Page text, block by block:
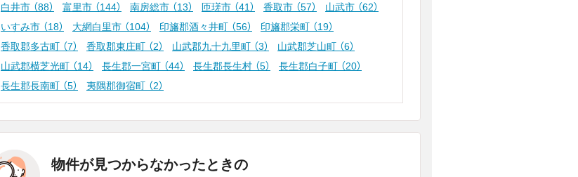
白井市 （88） 富里市 （144） 南房総市 （13） 匝瑳市 （41） 香取市 （57） 山武市 （62）
いすみ市 （18） 大網白里市 （104） 印旛郡酒々井町 （56） 印旛郡栄町 （19）
香取郡多古町 （7） 香取郡東庄町 （2） 山武郡九十九里町 （3） 山武郡芝山町 （6）
山武郡横芝光町 （14） 長生郡一宮町 （44） 長生郡長生村 （5） 長生郡白子町 （20）
長生郡長南町 （5） 夷隅郡御宿町 （2）
物件が見つからなかったときの